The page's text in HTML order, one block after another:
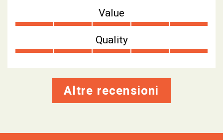
Value
Quality
Altre recensioni